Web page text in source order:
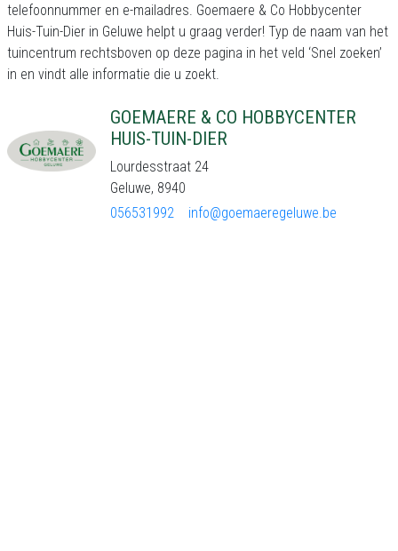
telefoonnummer en e-mailadres. Goemaere & Co Hobbycenter
Huis-Tuin-Dier in Geluwe helpt u graag verder! Typ de naam van het
tuincentrum rechtsboven op deze pagina in het veld ‘Snel zoeken’
in en vindt alle informatie die u zoekt.
GOEMAERE & CO HOBBYCENTER
HUIS-TUIN-DIER
Lourdesstraat 24
Geluwe, 8940
056531992
info@goemaeregeluwe.be